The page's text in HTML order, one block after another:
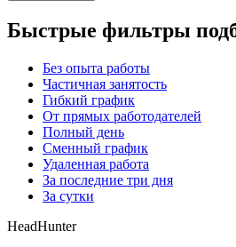
Быстрые фильтры
Без опыта работы
Частичная занятость
Гибкий график
От прямых работодателей
Полный день
Сменный график
Удаленная работа
За последние три дня
За сутки
HeadHunter